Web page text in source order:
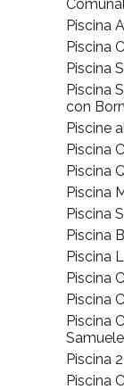
Piscina
Piscina
Piscina
Piscina
con
Piscine
Piscina
Piscina
Piscina
Piscina
Piscina
Piscina
Piscina
Piscina
Piscina
Samuele
Piscina
Piscina